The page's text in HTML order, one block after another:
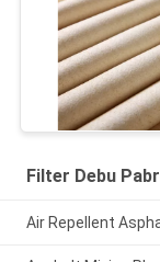
Filter Debu
Air Repellent